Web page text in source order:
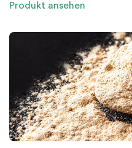
Produkt ansehen